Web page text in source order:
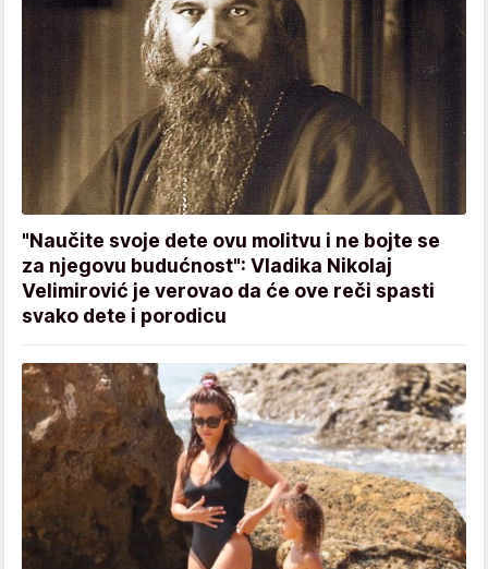
"Naučite svoje dete ovu molitvu i ne bojte se
za njegovu budućnost": Vladika Nikolaj
Velimirović je verovao da će ove reči spasti
svako dete i porodicu